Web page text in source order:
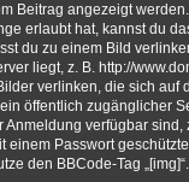
Beitrag angezeigt
erlaubt hat, kannst du
du zu einem Bild
liegt, z. B. http://
verlinken, die sich auf
öffentlich zugänglicher
Anmeldung verfügbar sind,
einem Passwort
den BBCode-Tag „[img]“.